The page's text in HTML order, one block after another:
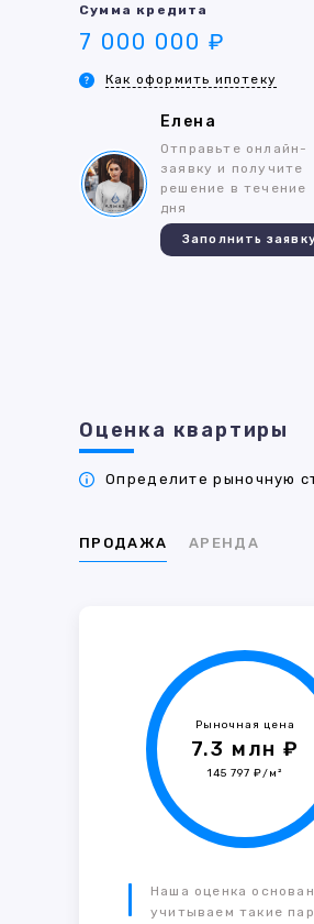
Сумма кредита
7 000 000 ₽
Как оформить ипотеку
Елена
Отправьте онлайн-
заявку и получите
решение в течение
дня
Заполнить заявку
Оценка квартиры
Определите рыночную
ПРОДАЖА АРЕНДА
Рыночная цена
7.3 млн ₽
145 797 ₽/м²
Наша оценка
учитываем такие